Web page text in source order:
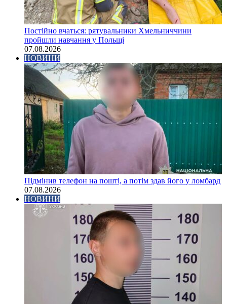
Постійно вчаться: рятувальники Хмельниччини
пройшли навчання у Польщі
07.08.2026
НОВИНИ
Підмінив телефон на пошті, а потім здав його у ломбард
07.08.2026
НОВИНИ